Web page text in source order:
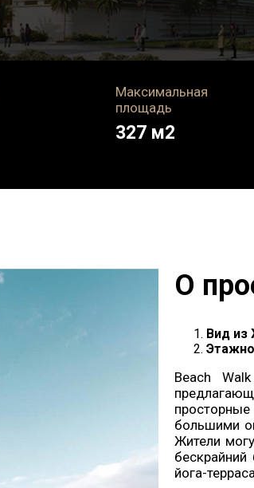
Максимальная
площадь
327м2
О
Вид из
Beach
большими
Жители
йога-